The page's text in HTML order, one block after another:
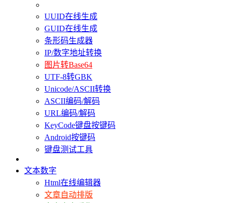
UUID在线生成
GUID在线生成
条形码生成器
IP/数字地址转换
图片转Base64
UTF-8转GBK
Unicode/ASCII转换
ASCII编码/解码
URL编码/解码
KeyCode键盘按键码
Android按键码
键盘测试工具
文本数字
Html在线编辑器
文章自动排版